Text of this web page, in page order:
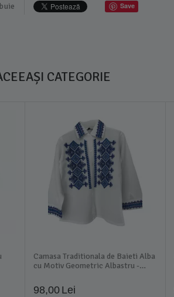
Save
CATEGORIE
Camasa Traditionala de Baieti Alba
cu Motiv Geometric Albastru -
98,00 Lei